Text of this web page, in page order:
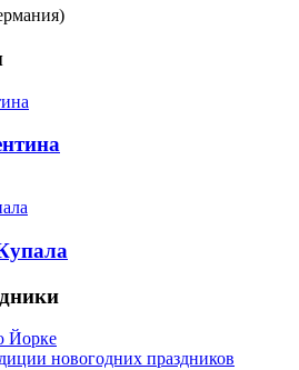
Йорке
новогодних праздников